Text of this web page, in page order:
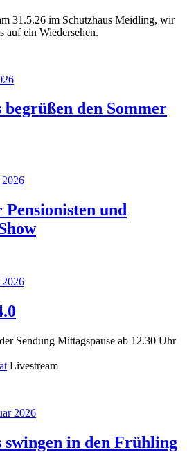
31.5.26 im Schutzhaus Meidling, wir
auf ein Wiedersehen.
den Sommer
und
Sendung Mittagspause ab 12.30 Uhr
Livestream
2026
swingen in den Frühling